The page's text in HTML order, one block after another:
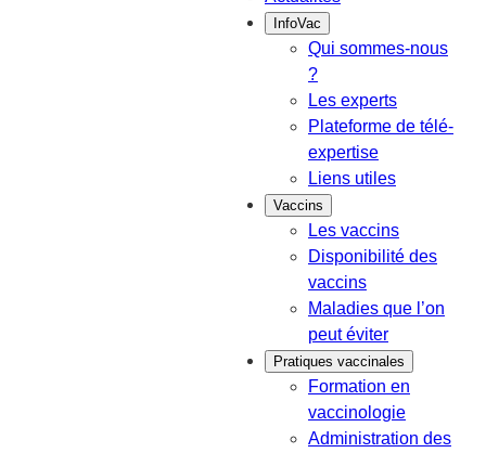
InfoVac
Qui sommes-nous
?
Les experts
Plateforme de télé-
expertise
Liens utiles
Vaccins
Les vaccins
Disponibilité des
vaccins
Maladies que l’on
peut éviter
Pratiques vaccinales
Formation en
vaccinologie
Administration des